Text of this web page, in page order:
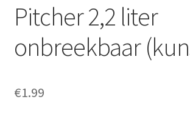
Pitcher 2,2 liter
onbreekbaar
€1.99